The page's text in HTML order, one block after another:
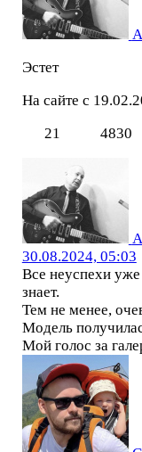
Эстет
На сайте с
21
4830
30.08.2024, 05:03
Все неуспехи
знает.
Тем не менее,
Модель
Мой голос за